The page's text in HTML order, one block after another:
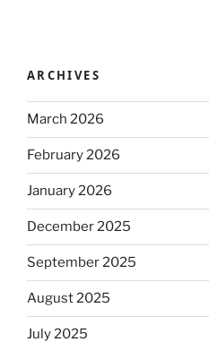
ARCHIVES
March 2026
February 2026
January 2026
December 2025
September 2025
August 2025
July 2025